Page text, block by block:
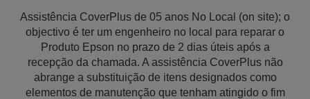
Assistência CoverPlus de 05 anos No Local (on site); o
objectivo é ter um engenheiro no local para reparar o
Produto Epson no prazo de 2 dias úteis após a
recepção da chamada. A assistência CoverPlus não
abrange a substituição de itens designados como
elementos de manutenção que tenham atingido o fim